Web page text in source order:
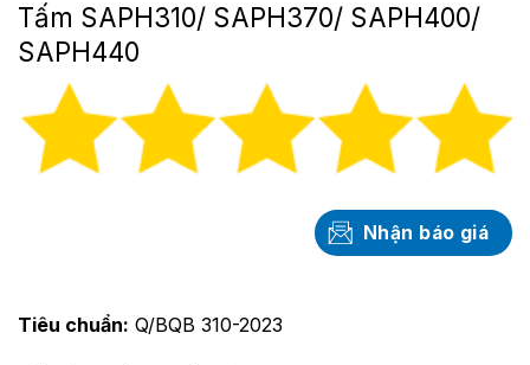
Tấm SAPH310/ SAPH370/ SAPH400/
SAPH440
Nhận báo giá
Tiêu chuẩn: Q/BQB 310-2023